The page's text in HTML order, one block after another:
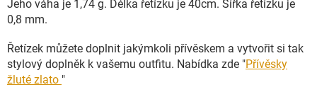
Jeho váha je 1,74 g. Délka řetízku je 40cm. Šířka řetízku je
0,8 mm.
Řetízek můžete doplnit jakýmkoli přívěskem a vytvořit si tak
stylový doplněk k vašemu outfitu. Nabídka zde "Přívěsky
žluté zlato "